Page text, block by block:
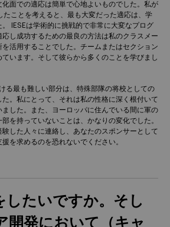
面での適応は簡単で心地よいものでした。私が
たことを考えると、最も大変だった適応は、学
IESEは学術的に挑戦的で非常に大変なプログ
し成功するための最良の方法は私のクラスメー
を活用することでした。チームまたはセクション
います。そして彼らから多くのことを学びまし
る最も難しい部分は、特殊部隊の将校としての
。私にとって、それは私の性格に深く根付いて
した。また、ヨーロッパに住んでいる間に軍の
を持っていないことは、かなりの変化でした。
した人々に連絡し、あなたのスポンサーとして
を求めるのを恐れないでください。
したいですか。そし
開発において（キャ